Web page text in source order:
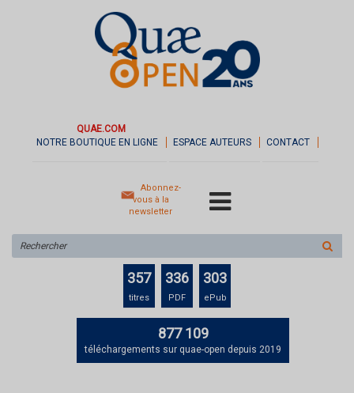
QUAE.COM
NOTRE BOUTIQUE EN LIGNE
ESPACE AUTEURS CONTACT
Abonnez-
vous à la
newsletter
sur
le
357
titres
336
PDF
303
ePub
877 109
téléchargements sur quae-open depuis 2019